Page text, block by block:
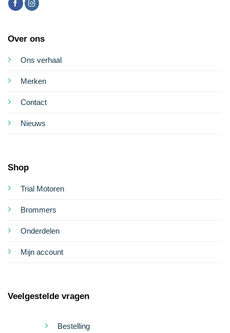
Over ons
Ons verhaal
Merken
Contact
Nieuws
Shop
Trial Motoren
Brommers
Onderdelen
Mijn account
Veelgestelde vragen
Bestelling